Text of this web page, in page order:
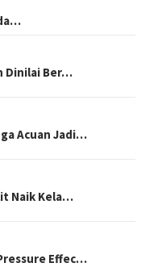
Dinilai Ber…
Acuan Jadi…
Naik Kela…
Effec…